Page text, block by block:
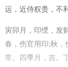
运，近侍权贵，不
寅卯月，印绶，发
春，伤官用印;秋
常。四季月，吉。